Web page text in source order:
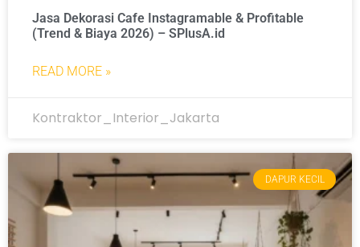
Jasa Dekorasi Cafe Instagramable & Profitable
(Trend & Biaya 2026) – SPlusA.id
READ MORE »
Kontraktor_Interior_Jakarta
DAPUR KECIL